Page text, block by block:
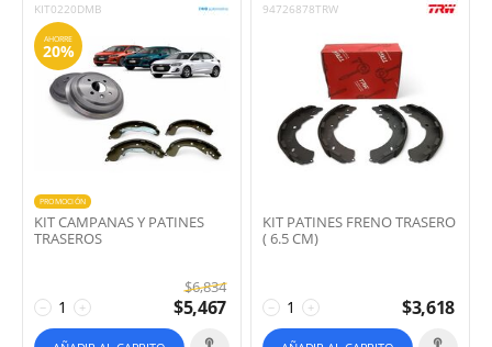
KIT0220DMB
AHORRE
20%
PROMOCIÓN
KIT CAMPANAS Y PATINES
TRASEROS
+
−
$6,834
$5,467
94726878TRW
KIT PATINES FRENO TRASERO
( 6.5 CM)
+
− $3,618